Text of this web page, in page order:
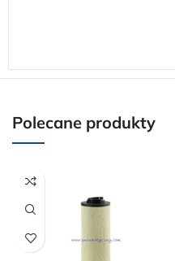
Polecane produkty